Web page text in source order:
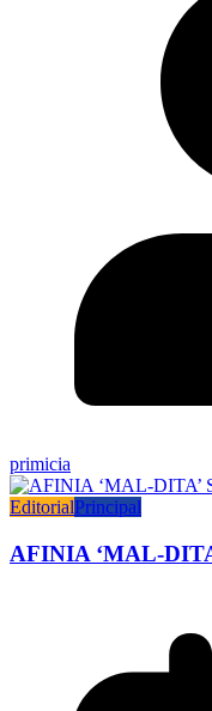
primicia
EditorialPrincipal
AFINIA ‘MAL-